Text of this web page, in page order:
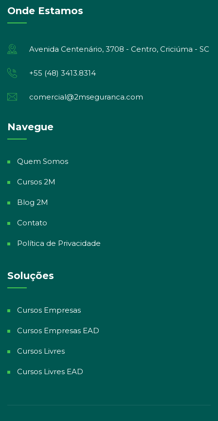
Onde Estamos
Avenida Centenário, 3708 - Centro, Criciúma - SC
+55 (48) 3413.8314
comercial@2mseguranca.com
Navegue
Quem Somos
Cursos 2M
Blog 2M
Contato
Política de Privacidade
Soluções
Cursos Empresas
Cursos Empresas EAD
Cursos Livres
Cursos Livres EAD